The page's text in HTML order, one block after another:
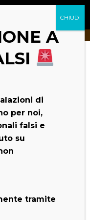
KorandoA
di
per noi,
falsi e
su
tramite